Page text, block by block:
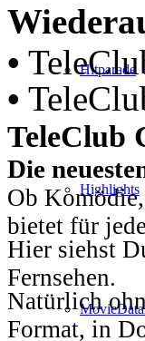
Hitparade
Highlights
•
•
TeleClub
Die
Ob
bietet für
Hier siehst
Fernsehen.
Natürlich
Format, in